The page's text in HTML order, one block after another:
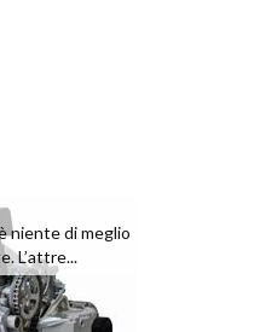
niente di meglio
L’attre...